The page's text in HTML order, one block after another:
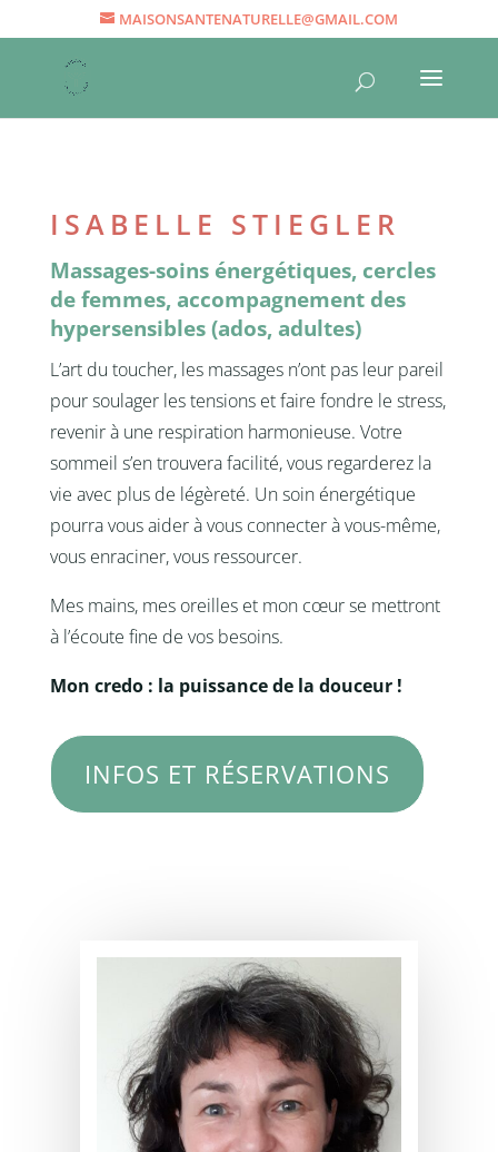
MAISONSANTENATURELLE@GMAIL.COM
ISABELLE STIEGLER
Massages-soins énergétiques, cercles
de femmes, accompagnement des
hypersensibles (ados, adultes)
L’art du toucher, les massages n’ont pas leur pareil
pour soulager les tensions et faire fondre le stress,
revenir à une respiration harmonieuse. Votre
sommeil s’en trouvera facilité, vous regarderez la
vie avec plus de légèreté. Un soin énergétique
pourra vous aider à vous connecter à vous-même,
vous enraciner, vous ressourcer.
Mes mains, mes oreilles et mon cœur se mettront
à l’écoute fine de vos besoins.
Mon credo : la puissance de la douceur !
INFOS ET RÉSERVATIONS